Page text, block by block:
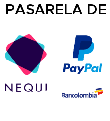
PASARELA